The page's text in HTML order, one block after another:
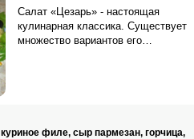
Салат «Цезарь» - настоящая
кулинарная классика. Существует
множество вариантов его
куриное филе, сыр пармезан, горчица,